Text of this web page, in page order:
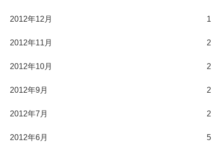
2012年12月 1
2012年11月 2
2012年10月 2
2012年9月 2
2012年7月 2
2012年6月 5